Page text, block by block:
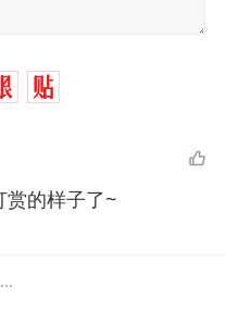
赏的样子了~